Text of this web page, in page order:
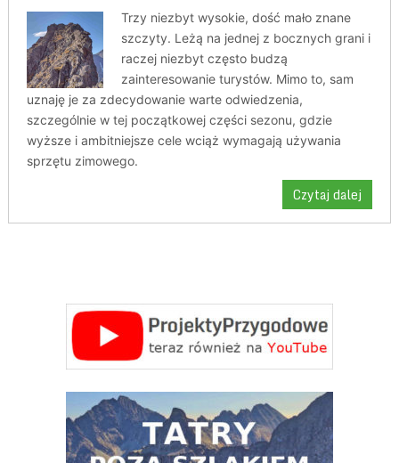
Trzy niezbyt wysokie, dość mało znane
szczyty. Leżą na jednej z bocznych grani i
raczej niezbyt często budzą
zainteresowanie turystów. Mimo to, sam
uznaję je za zdecydowanie warte odwiedzenia,
szczególnie w tej początkowej części sezonu, gdzie
wyższe i ambitniejsze cele wciąż wymagają używania
sprzętu zimowego.
Czytaj dalej